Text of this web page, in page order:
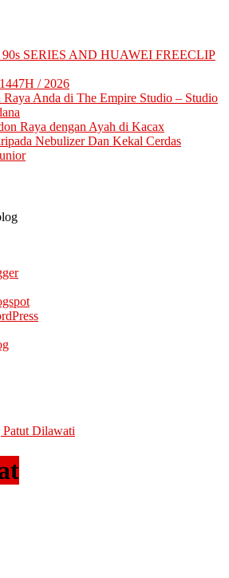
SERIES AND HUAWEI FREECLIP
/ 2026
Raya Anda di The Empire Studio – Studio
Raya dengan Ayah di Kacax
Nebulizer Dan Kekal Cerdas
Patut Dilawati